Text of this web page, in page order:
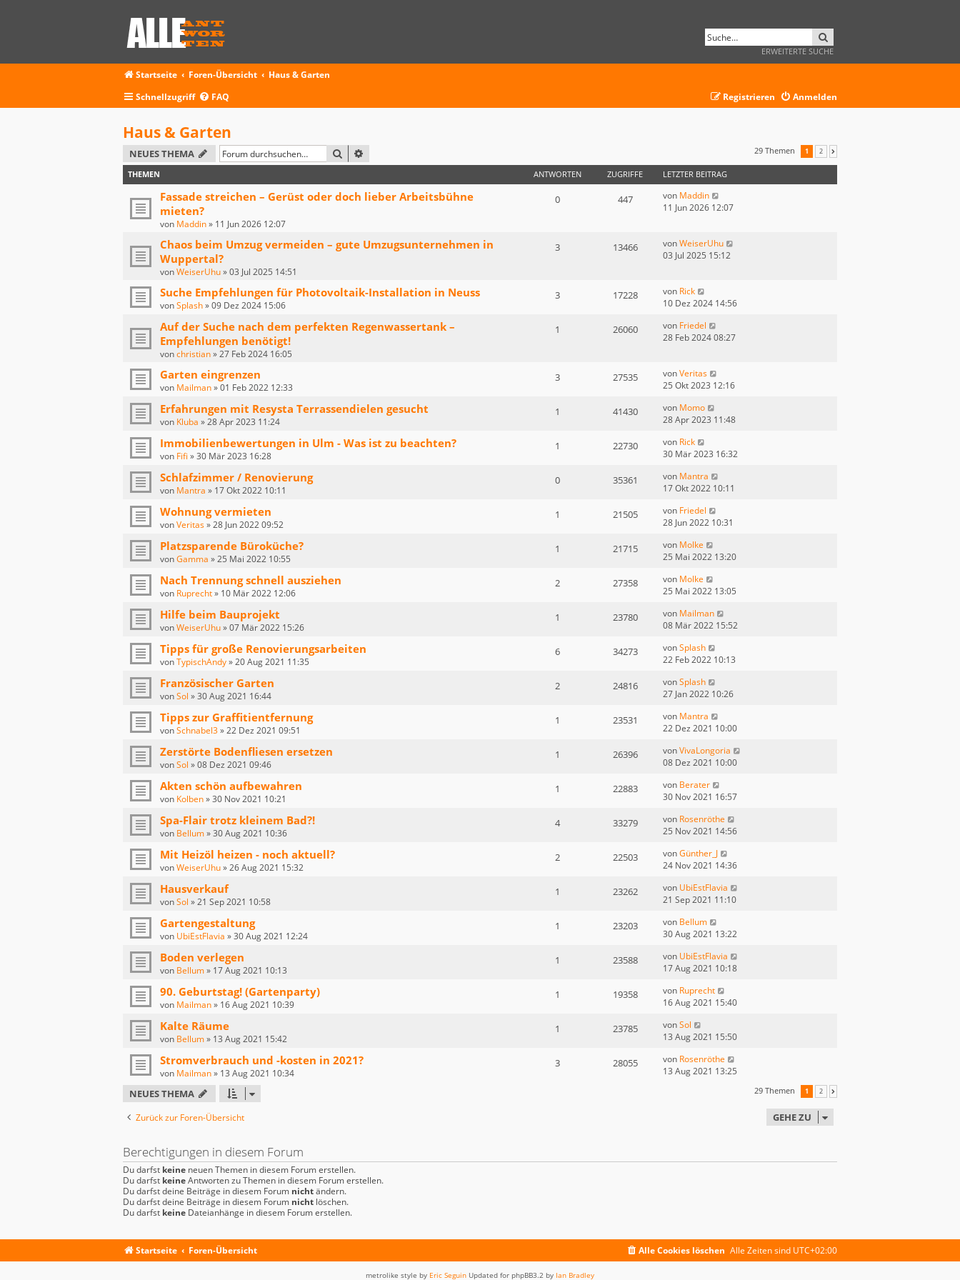
ERWEITERTE SUCHE
Startseite Foren-Übersicht
Haus & Garten
Schnellzugriff
FAQ Anmelden
Registrieren
Haus & Garten
NEUES THEMA SUCHE 29 Themen 1 2
THEMEN ANTWORTEN ZUGRIFFE LETZTER BEITRAG
Fassade streichen – Gerüst oder doch lieber Arbeitsbühne
mieten?
von Maddin» 11 Jun 2026 12:07
0 447 von Maddin
11 Jun 2026 12:07
Chaos beim Umzug vermeiden – gute Umzugsunternehmen in
Wuppertal?
vonWeiserUhu»03 Jul 2025 14:51
3 13466 vonWeiserUhu
03 Jul 2025 15:12
Suche Empfehlungen für Photovoltaik-Installation in Neuss
vonSplash»09 Dez 2024 15:06
3 17228 von Rick
10 Dez 2024 14:56
Auf der Suche nach dem perfekten Regenwassertank –
Empfehlungen benötigt!
vonchristian»27 Feb 2024 16:05
1 26060 von Friedel
28 Feb 2024 08:27
Garten eingrenzen
von Mailman»01 Feb 2022 12:33
3 27535 vonVeritas
25 Okt 2023 12:16
Erfahrungen mit Resysta Terrassendielen gesucht
von Kluba »28 Apr 2023 11:24
1 41430 von Momo
28 Apr 2023 11:48
Immobilienbewertungen in Ulm - Was ist zu beachten?
von Fifi »30 Mär 2023 16:28
1 22730 von Rick
30 Mär 2023 16:32
Schlafzimmer / Renovierung
von Mantra » 17 Okt 2022 10:11
0 35361 von Mantra
17 Okt 2022 10:11
Wohnung vermieten
vonVeritas»28 Jun 2022 09:52
1 21505 von Friedel
28 Jun 2022 10:31
Platzsparende Büroküche?
vonGamma »25 Mai 2022 10:55
1 21715 von Molke
25 Mai 2022 13:20
Nach Trennung schnell ausziehen
von Ruprecht» 10 Mär 2022 12:06
2 27358 von Molke
25 Mai 2022 13:05
Hilfe beim Bauprojekt
vonWeiserUhu»07 Mär 2022 15:26
1 23780 von Mailman
08 Mär 2022 15:52
Tipps für große Renovierungsarbeiten
vonTypischAndy»20 Aug 2021 11:35
6 34273 vonSplash
22 Feb 2022 10:13
Französischer Garten
vonSol »30 Aug 2021 16:44
2 24816 vonSplash
27 Jan 2022 10:26
Tipps zur Graffitientfernung
vonSchnabel3»22 Dez 2021 09:51
1 23531 von Mantra
22 Dez 2021 10:00
Zerstörte Bodenfliesen ersetzen
vonSol »08 Dez 2021 09:46
1 26396 vonVivaLongoria
08 Dez 2021 10:00
Akten schön aufbewahren
von Kolben»30 Nov 2021 10:21
1 22883 von Berater
30 Nov 2021 16:57
Spa-Flair trotz kleinem Bad?!
von Bellum»30 Aug 2021 10:36
4 33279 von Rosenröthe
25 Nov 2021 14:56
Mit Heizöl heizen - noch aktuell?
vonWeiserUhu»26 Aug 2021 15:32
2 22503 vonGünther_J
24 Nov 2021 14:36
Hausverkauf
vonSol »21 Sep 2021 10:58
1 23262 von UbiEstFlavia
21 Sep 2021 11:10
Gartengestaltung
von UbiEstFlavia »30 Aug 2021 12:24
1 23203 von Bellum
30 Aug 2021 13:22
Boden verlegen
von Bellum» 17 Aug 2021 10:13
1 23588 von UbiEstFlavia
17 Aug 2021 10:18
90. Geburtstag! (Gartenparty)
von Mailman» 16 Aug 2021 10:39
1 19358 von Ruprecht
16 Aug 2021 15:40
Kalte Räume
von Bellum» 13 Aug 2021 15:42
1 23785 vonSol
13 Aug 2021 15:50
Stromverbrauch und -kosten in 2021?
von Mailman» 13 Aug 2021 10:34
3 28055 von Rosenröthe
13 Aug 2021 13:25
NEUES THEMA 29 Themen 1 2
Zurück zur Foren-Übersicht GEHE ZU
Berechtigungen in diesem Forum
Du darfst keine neuen Themen in diesem Forum erstellen.
Du darfst keineAntworten zu Themen in diesem Forum erstellen.
Du darfst deine Beiträge in diesem Forum nichtändern.
Du darfst deine Beiträge in diesem Forum nicht löschen.
Du darfst keine Dateianhänge in diesem Forum erstellen.
Startseite Foren-Übersicht Alle Zeiten sind UTC+02:00
Alle Cookies löschen
metrolike style by Eric Seguin Updated for phpBB3.2 by Ian Bradley